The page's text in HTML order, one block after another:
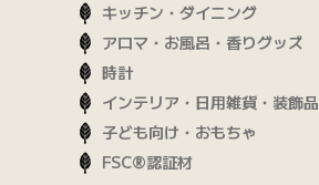
キッチン・ダイニング
アロマ・お風呂・香りグッズ
時計
インテリア・日用雑貨・装飾品
子ども向け・おもちゃ
FSC®認証材